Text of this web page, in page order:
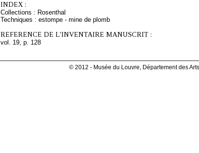
INDEX :
Collections : Rosenthal
Techniques : estompe - mine de plomb
REFERENCE DE L'INVENTAIRE MANUSCRIT :
vol. 19, p. 128
© 2012 - Musée du Louvre, Département des